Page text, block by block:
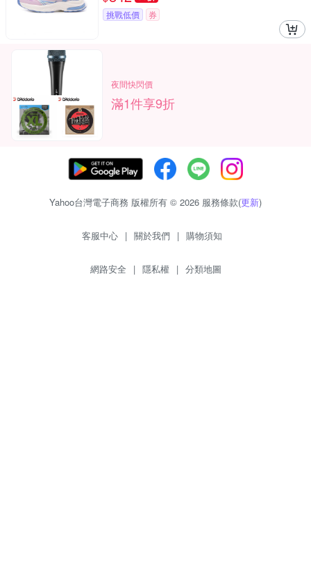
挑戰低價 券
夜間快閃價
滿1件享9折
Yahoo台灣電子商務 版權所有 © 2026 服務條款(更新)
客服中心 | 關於我們 | 購物須知
網路安全 | 隱私權 | 分類地圖